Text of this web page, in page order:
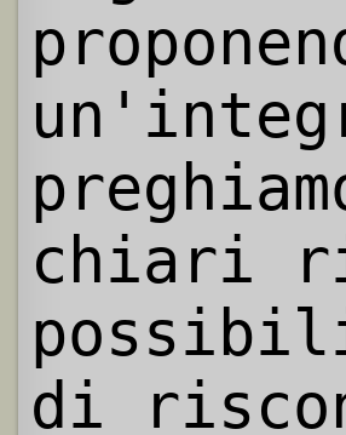
chiari
di